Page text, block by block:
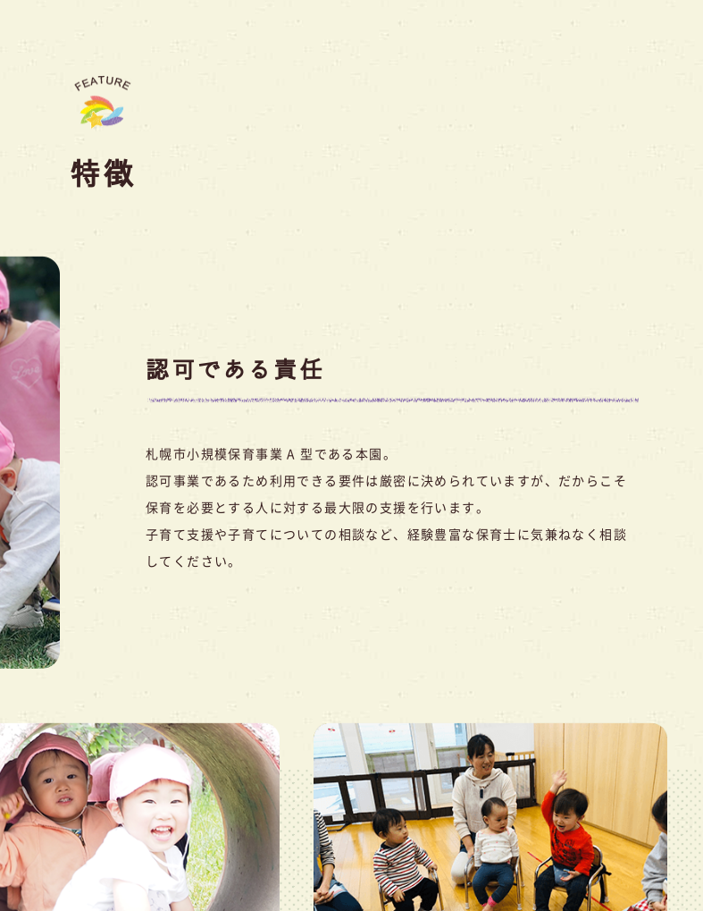
特徴
認可である責任
札幌市小規模保育事業 A 型である本園。
認可事業であるため利用できる要件は厳密に決められていますが、だからこそ
保育を必要とする人に対する最大限の支援を行います。
子育て支援や子育てについての相談など、経験豊富な保育士に気兼ねなく相談
してください。